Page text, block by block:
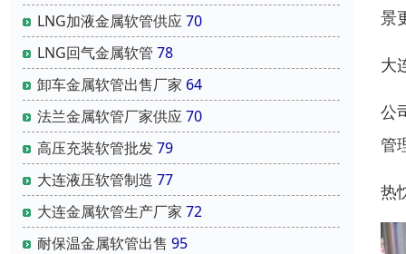
LNG加液金属软管供应70
LNG回气金属软管 78
卸车金属软管出售厂家 64
法兰金属软管厂家供应70
高压充装软管批发79
大连液压软管制造 77
大连金属软管生产厂家 72
耐保温金属软管出售 95
景
大
公
管
热